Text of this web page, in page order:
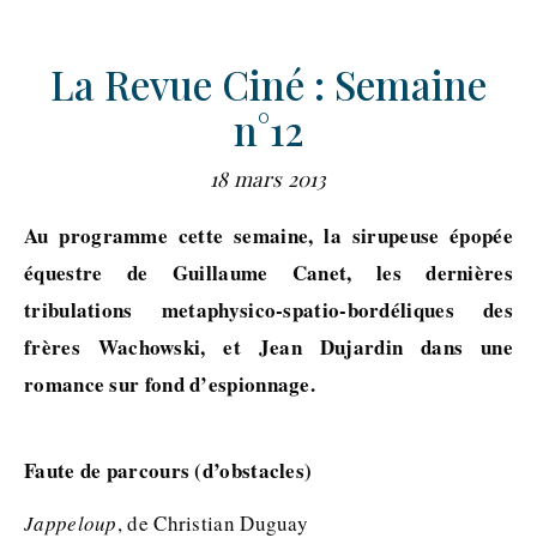
La Revue Ciné : Semaine
n°12
18 mars 2013
Au programme cette semaine, la sirupeuse épopée
équestre de Guillaume Canet, les dernières
tribulations metaphysico-spatio-bordéliques des
frères Wachowski, et Jean Dujardin dans une
romance sur fond d’espionnage.
Faute de parcours (d’obstacles)
Jappeloup, de Christian Duguay